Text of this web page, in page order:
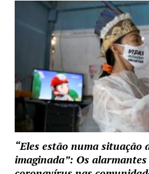
“Eles estão numa situação
imaginada”: Os